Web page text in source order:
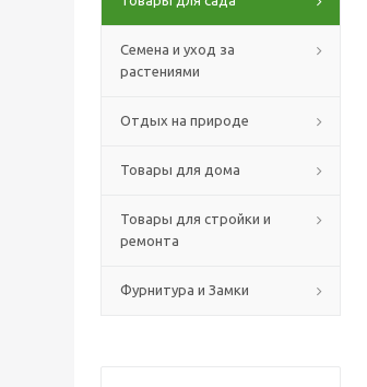
Семена и уход за
растениями
Отдых на природе
Товары для дома
Товары для стройки и
ремонта
Фурнитура и Замки